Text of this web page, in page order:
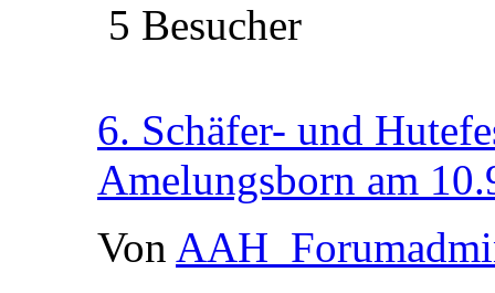
5 Besucher
6. Schäfer- und
Amelungsborn am
Von